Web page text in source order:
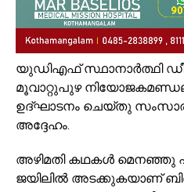
യുഡിഎഫ് സ്ഥാനാർത്ഥി
മൂവാറ്റുപുഴ
ഉദ്ഘാടനം ചെയ്തു
അദ്ദേഹം.
അഴിമതി കഥകൾ മെനഞ്ഞു
ജയിലിൽ അടക്കുകയാണ്